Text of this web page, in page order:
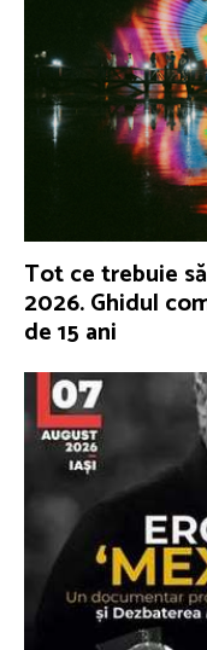
Tot ce trebuie
2026. Ghidul
de 15 ani